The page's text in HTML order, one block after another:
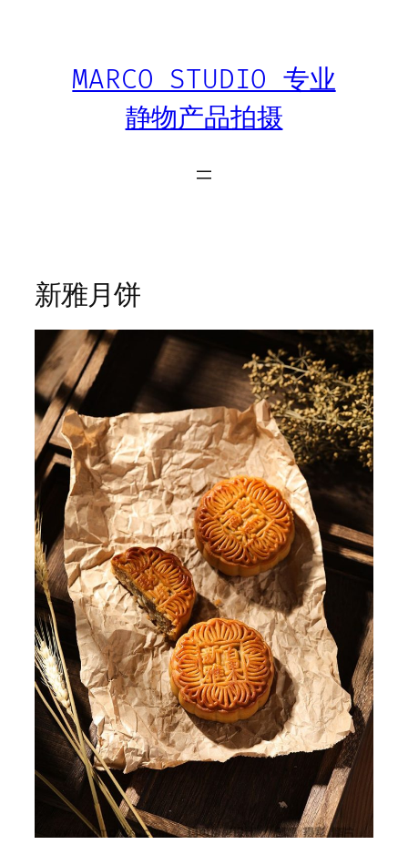
MARCO STUDIO 专业
静物产品拍摄
新雅月饼